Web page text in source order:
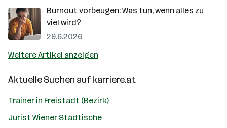
Burnout vorbeugen: Was tun, wenn alles zu
viel wird?
29.6.2026
Weitere Artikel anzeigen
Aktuelle Suchen aufkarriere.at
Trainer in Freistadt (Bezirk)
Jurist Wiener Städtische